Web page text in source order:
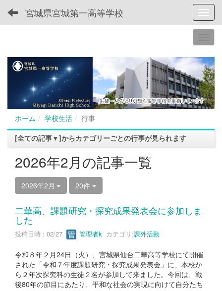
宮城県宮城第一高等学校
ホーム 学校生活
行事
[全ての記事▼]からカテゴリーごとの行事が見られます
2026年2月の記事一覧
2026年2月 20件
二華高、課題研究・探究成果発表会に参加しま
した
投稿日時 : 02/27 管理者k カテゴリ:課外活動
令和８年２月24日（火）、宮城県仙台二華高等学校にて開催
された「令和７年度課題研究・探究成果発表会」に、本校か
ら２年次探究科の生徒２名が参加して来ました。今回は、戦
後80年の節目にあたり、平和な社会の実現に向けて自分たち